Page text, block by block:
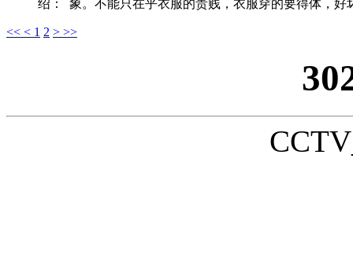
绍： 象。不能只在乎衣服的贵贱，衣服穿的要得体，好
<< < 1 2 > >>